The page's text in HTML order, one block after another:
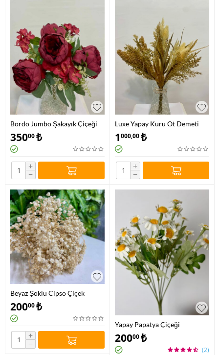
Bordo Jumbo Şakayık Çiçeği
35000₺
+
−
Luxe Yapay Kuru Ot Demeti
1000,00₺
+
−
Beyaz Şoklu Cipso Çiçek
20000₺
+
−
Yapay Papatya Çiçeği
20000₺
(2)